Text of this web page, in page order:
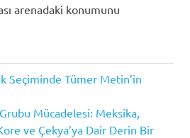
arenadaki konumunu
Seçiminde Tümer Metin’in
Mücadelesi: Meksika,
ve Çekya’ya Dair Derin Bir